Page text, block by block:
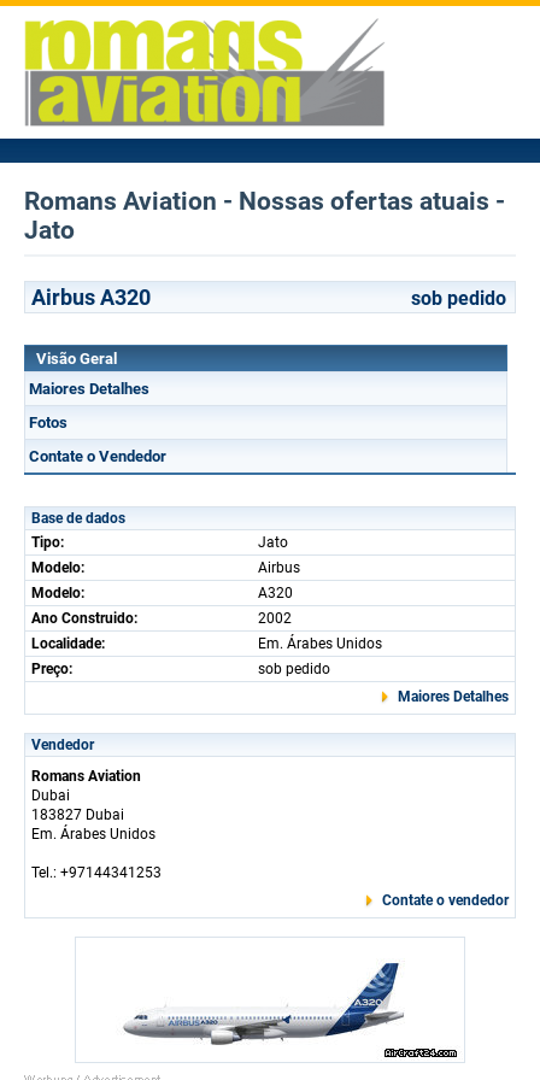
Romans Aviation - Nossas ofertas atuais -
Jato
Airbus A320 sob pedido
Visão Geral
Maiores Detalhes
Fotos
Contate o Vendedor
Base de dados
Tipo:
Jato
Modelo:
Airbus
Modelo:
A320
Ano Construido:
2002
Localidade:
Em. Árabes Unidos
Preço:
sob pedido
Maiores Detalhes
Vendedor
Romans Aviation
Dubai
183827 Dubai
Em. Árabes Unidos
Tel.: +97144341253
Contate o vendedor